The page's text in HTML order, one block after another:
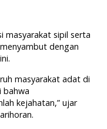
masyarakat sipil serta
dengan
masyarakat adat di
bahwa
kejahatan,” ujar